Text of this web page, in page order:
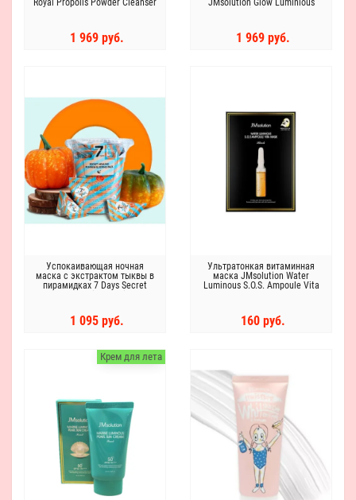
1 969 руб.
Flower Firming Powder
1 969 руб.
Успокаивающая ночная
маска с экстрактом тыквы в
пирамидках 7 Days Secret
Healing Pumpkin Sleeping Pack
1 095 руб.
Ультратонкая витаминная
маска JMsolution Water
Luminous S.O.S. Ampoule Vita
160 руб.
Крем для лета